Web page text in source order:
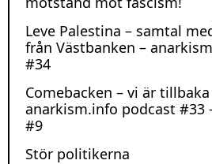
Leve Palestina – samtal
från Västbanken –
#34
Comebacken – vi är
anarkism.info podcast #33
#9
Stör politikerna